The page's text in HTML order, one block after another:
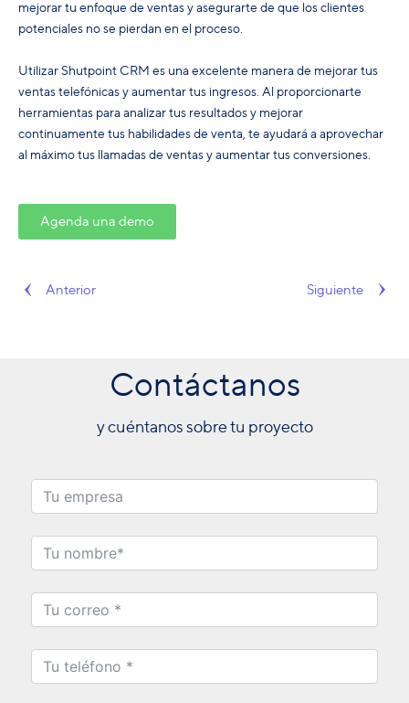
mejorar tu enfoque de ventas y asegurarte de que los clientes
potenciales no se pierdan en el proceso.
Utilizar Shutpoint CRM es una excelente manera de mejorar tus
ventas telefónicas y aumentar tus ingresos. Al proporcionarte
herramientas para analizar tus resultados y mejorar
continuamente tus habilidades de venta, te ayudará a aprovechar
al máximo tus llamadas de ventas y aumentar tus conversiones.
Agenda una demo
Anterior Siguiente
Contáctanos
y cuéntanos sobre tu proyecto